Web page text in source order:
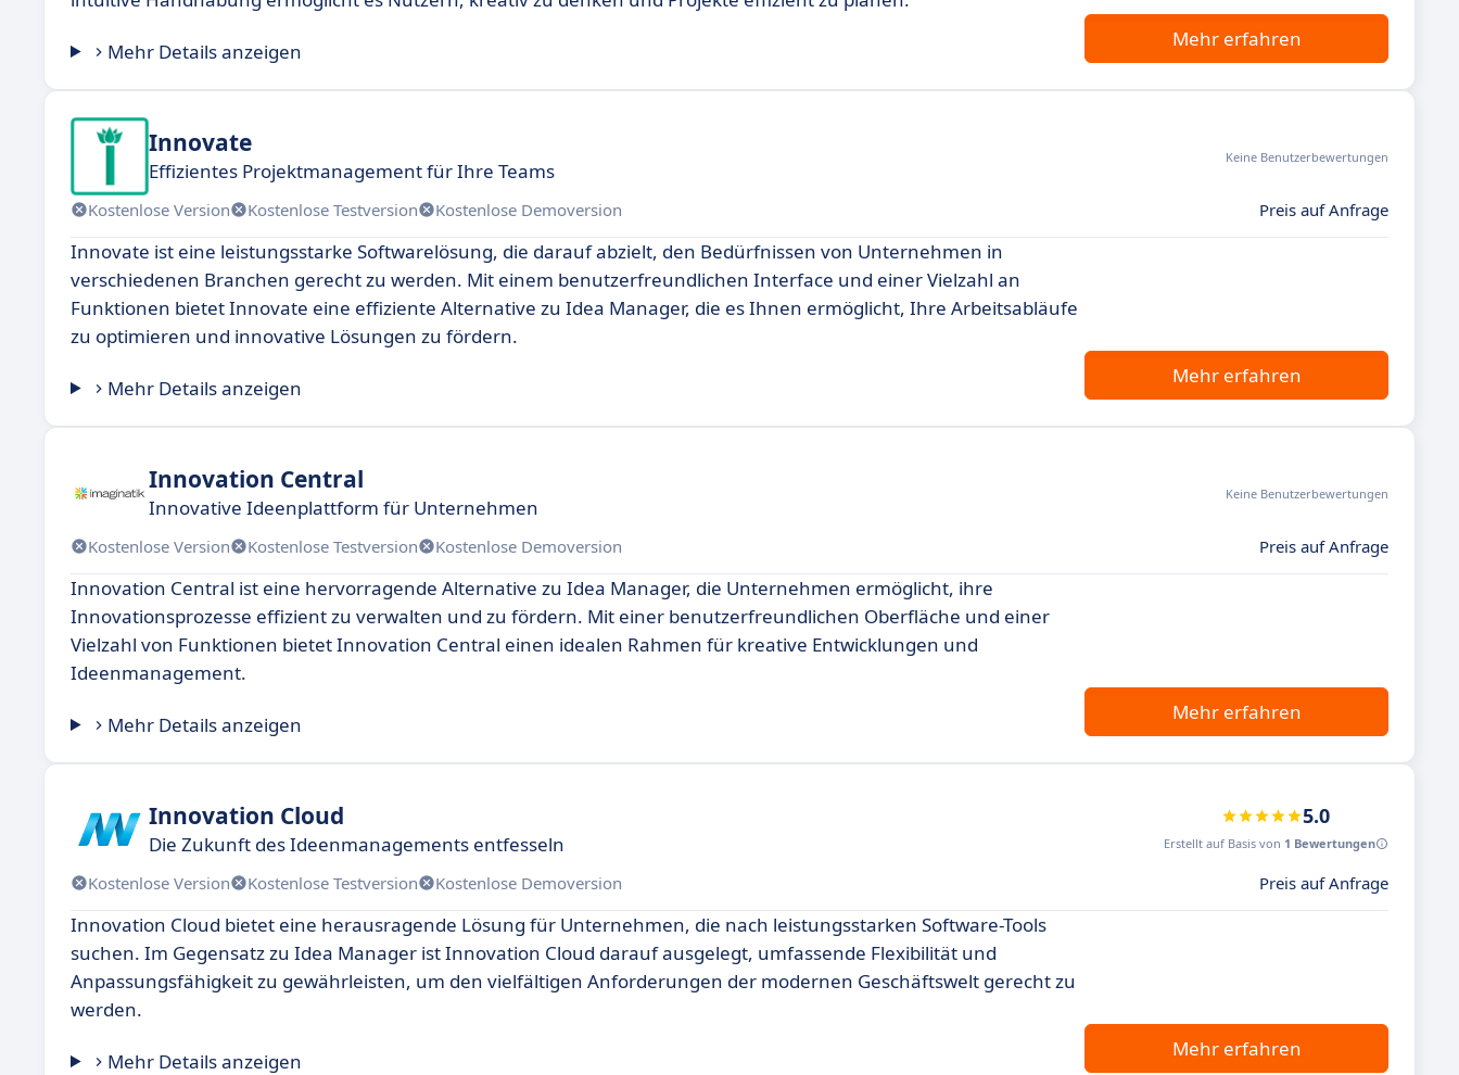
Mehr Details anzeigen
Mehr erfahren
Innovate
Effizientes Projektmanagement für Ihre Teams
Keine Benutzerbewertungen
Kostenlose Version Kostenlose Testversion Kostenlose Demoversion Preis auf Anfrage
Innovate ist eine leistungsstarke Softwarelösung, die darauf abzielt, den Bedürfnissen von Unternehmen in
verschiedenen Branchen gerecht zu werden. Mit einem benutzerfreundlichen Interface und einer Vielzahl an
Funktionen bietet Innovate eine effiziente Alternative zu Idea Manager, die es Ihnen ermöglicht, Ihre Arbeitsabläufe
zu optimieren und innovative Lösungen zu fördern.
Mehr Details anzeigen
Mehr erfahren
Innovation Central
Innovative Ideenplattform für Unternehmen
Keine Benutzerbewertungen
Kostenlose Version Kostenlose Testversion Kostenlose Demoversion Preis auf Anfrage
Innovation Central ist eine hervorragende Alternative zu Idea Manager, die Unternehmen ermöglicht, ihre
Innovationsprozesse effizient zu verwalten und zu fördern. Mit einer benutzerfreundlichen Oberfläche und einer
Vielzahl von Funktionen bietet Innovation Central einen idealen Rahmen für kreative Entwicklungen und
Ideenmanagement.
Mehr Details anzeigen
Mehr erfahren
Innovation Cloud
Die Zukunft des Ideenmanagements entfesseln
5.0
Erstellt auf Basis von 1 Bewertungen
Kostenlose Version Kostenlose Testversion Kostenlose Demoversion Preis auf Anfrage
Innovation Cloud bietet eine herausragende Lösung für Unternehmen, die nach leistungsstarken Software-Tools
suchen. Im Gegensatz zu Idea Manager ist Innovation Cloud darauf ausgelegt, umfassende Flexibilität und
Anpassungsfähigkeit zu gewährleisten, um den vielfältigen Anforderungen der modernen Geschäftswelt gerecht zu
werden.
Mehr Details anzeigen
Mehr erfahren